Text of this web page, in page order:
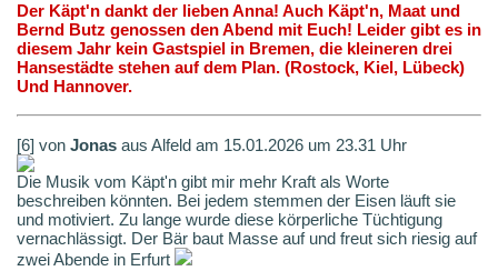
Der Käpt'n dankt der lieben Anna! Auch Käpt'n, Maat und
Bernd Butz genossen den Abend mit Euch! Leider gibt es in
diesem Jahr kein Gastspiel in Bremen, die kleineren drei
Hansestädte stehen auf dem Plan. (Rostock, Kiel, Lübeck)
Und Hannover.
[6] von Jonas aus Alfeld am 15.01.2026 um 23.31 Uhr
Die Musik vom Käpt'n gibt mir mehr Kraft als Worte
beschreiben könnten. Bei jedem stemmen der Eisen läuft sie
und motiviert. Zu lange wurde diese körperliche Tüchtigung
vernachlässigt. Der Bär baut Masse auf und freut sich riesig auf
zwei Abende in Erfurt